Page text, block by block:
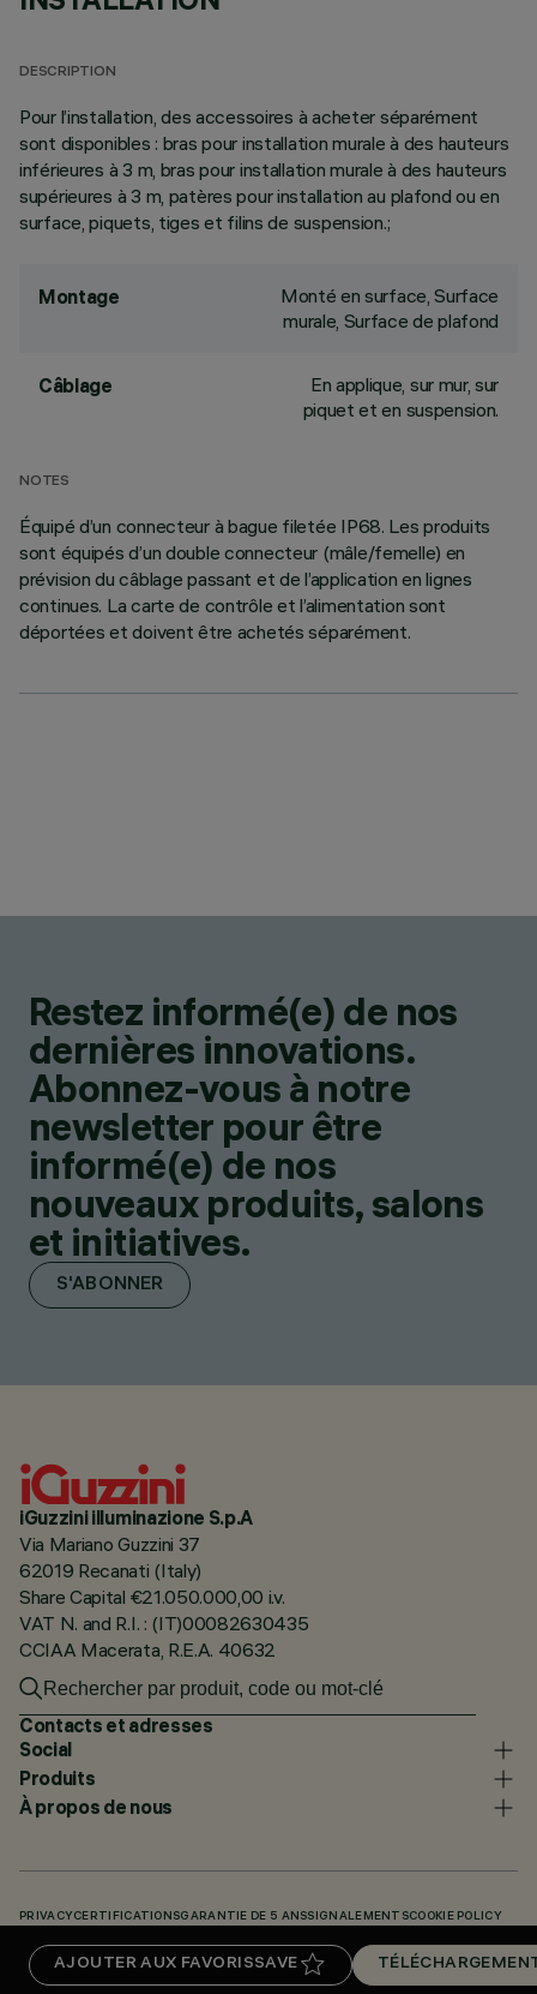
AJOUTER AUX FAVORISSAVE
DESCRIPTION
Pour l’installation, des accessoires à acheter séparément
sont disponibles : bras pour installation murale à des hauteurs
inférieures à 3 m, bras pour installation murale à des hauteurs
supérieures à 3 m, patères pour installation au plafond ou en
surface, piquets, tiges et filins de suspension.;
Montage
Monté en surface, Surface
murale, Surface de plafond
Câblage
En applique, sur mur, sur
piquet et en suspension.
NOTES
Équipé d’un connecteur à bague filetée IP68. Les produits
sont équipés d’un double connecteur (mâle/femelle) en
prévision du câblage passant et de l’application en lignes
continues. La carte de contrôle et l’alimentation sont
déportées et doivent être achetés séparément.
Restez informé(e) de nos
dernières innovations.
Abonnez-vous à notre
newsletter pour être
informé(e) de nos
nouveaux produits, salons
et initiatives.
S'ABONNER
iGuzzini illuminazione S.p.A
Via Mariano Guzzini 37
62019 Recanati (Italy)
Share Capital €21.050.000,00 i.v.
VAT N. and R.I. : (IT)00082630435
CCIAA Macerata, R.E.A. 40632
Contacts et adresses
Social
Produits
À propos de nous
PRIVACY CERTIFICATIONSGARANTIE DE 5 ANSSIGNALEMENTSCOOKIE POLICY
TÉLÉCHARGEMENTS